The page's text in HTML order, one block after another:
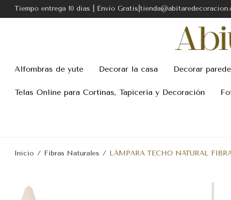
Tiempo entrega 10 dias | Envio
Alfombras de yute Decorar la casa Decorar
Telas Online para Cortinas, Tapicería y Decoración
Inicio / Fibras Naturales / LÁMPARA TECHO NATURAL